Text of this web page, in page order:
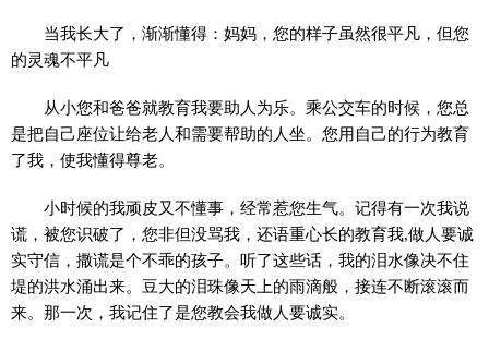
当我长大了，渐渐懂得：妈妈，您的样子虽然很平凡，但您
的灵魂不平凡
从小您和爸爸就教育我要助人为乐。乘公交车的时候，您总
是把自己座位让给老人和需要帮助的人坐。您用自己的行为教育
了我，使我懂得尊老。
小时候的我顽皮又不懂事，经常惹您生气。记得有一次我说
谎，被您识破了，您非但没骂我，还语重心长的教育我,做人要诚
实守信，撒谎是个不乖的孩子。听了这些话，我的泪水像决不住
堤的洪水涌出来。豆大的泪珠像天上的雨滴般，接连不断滚滚而
来。那一次，我记住了是您教会我做人要诚实。